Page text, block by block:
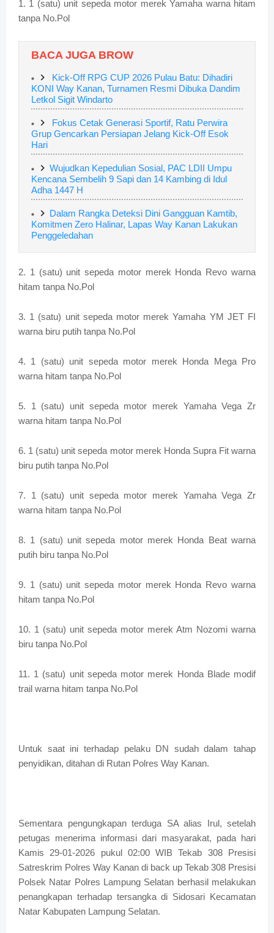
1. 1 (satu) unit sepeda motor merek Yamaha warna hitam
tanpa No.Pol
BACA JUGA BROW
Kick-Off RPG CUP 2026 Pulau Batu: Dihadiri
KONI Way Kanan, Turnamen Resmi Dibuka Dandim
Letkol Sigit Windarto
Fokus Cetak Generasi Sportif, Ratu Perwira
Grup Gencarkan Persiapan Jelang Kick-Off Esok
Hari
Wujudkan Kepedulian Sosial, PAC LDII Umpu
Kencana Sembelih 9 Sapi dan 14 Kambing di Idul
Adha 1447 H
Dalam Rangka Deteksi Dini Gangguan Kamtib,
Komitmen Zero Halinar, Lapas Way Kanan Lakukan
Penggeledahan
2. 1 (satu) unit sepeda motor merek Honda Revo warna
hitam tanpa No.Pol
3. 1 (satu) unit sepeda motor merek Yamaha YM JET FI
warna biru putih tanpa No.Pol
4. 1 (satu) unit sepeda motor merek Honda Mega Pro
warna hitam tanpa No.Pol
5. 1 (satu) unit sepeda motor merek Yamaha Vega Zr
warna hitam tanpa No.Pol
6. 1 (satu) unit sepeda motor merek Honda Supra Fit warna
biru putih tanpa No.Pol
7. 1 (satu) unit sepeda motor merek Yamaha Vega Zr
warna hitam tanpa No.Pol
8. 1 (satu) unit sepeda motor merek Honda Beat warna
putih biru tanpa No.Pol
9. 1 (satu) unit sepeda motor merek Honda Revo warna
hitam tanpa No.Pol
10. 1 (satu) unit sepeda motor merek Atm Nozomi warna
biru tanpa No.Pol
11. 1 (satu) unit sepeda motor merek Honda Blade modif
trail warna hitam tanpa No.Pol
Untuk saat ini terhadap pelaku DN sudah dalam tahap
penyidikan, ditahan di Rutan Polres Way Kanan.
Sementara pengungkapan terduga SA alias Irul, setelah
petugas menerima informasi dari masyarakat, pada hari
Kamis 29-01-2026 pukul 02:00 WIB Tekab 308 Presisi
Satreskrim Polres Way Kanan di back up Tekab 308 Presisi
Polsek Natar Polres Lampung Selatan berhasil melakukan
penangkapan terhadap tersangka di Sidosari Kecamatan
Natar Kabupaten Lampung Selatan.